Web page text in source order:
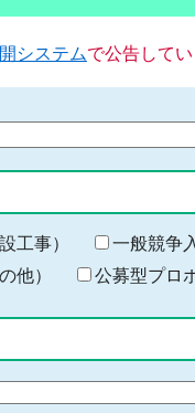
システムで公告して
工事） 一般競争
他）
公募型プロ